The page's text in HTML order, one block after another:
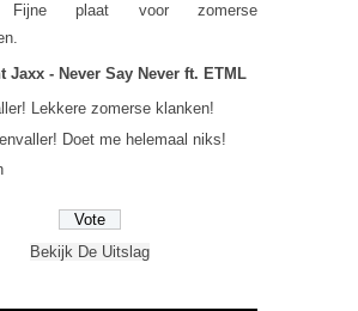
plaat voor zomerse
Jaxx - Never Say Never ft. ETML
Lekkere zomerse klanken!
Doet me helemaal niks!
Bekijk De Uitslag